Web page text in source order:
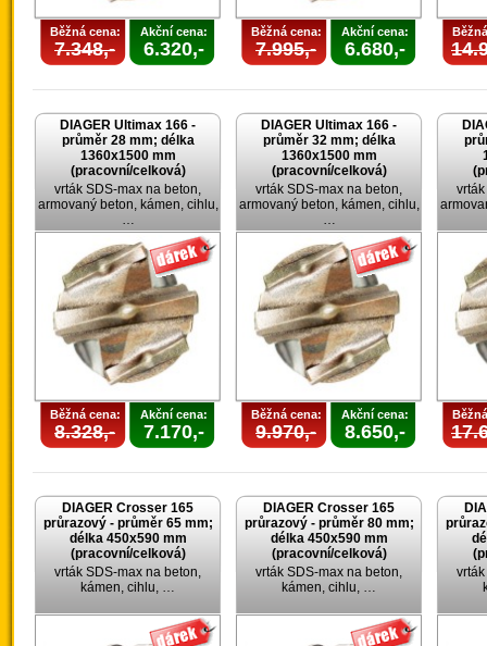
Běžná cena:
7.348,-
Akční cena:
6.320,-
Běžná cena:
7.995,-
Akční cena:
6.680,-
DIAGER Ultimax 166 -
průměr 28 mm; délka
1360x1500 mm
(pracovní/celková)
vrták SDS-max na beton,
armovaný beton, kámen, cihlu,
…
Běžná cena:
8.328,-
Akční cena:
7.170,-
DIAGER Ultimax 166 -
průměr 32 mm; délka
1360x1500 mm
(pracovní/celková)
vrták SDS-max na beton,
armovaný beton, kámen, cihlu,
…
Běžná cena:
9.970,-
Akční cena:
8.650,-
DIAGER Crosser 165
průrazový - průměr 65 mm;
délka 450x590 mm
(pracovní/celková)
vrták SDS-max na beton,
kámen, cihlu, …
DIAGER Crosser 165
průrazový - průměr 80 mm;
délka 450x590 mm
(pracovní/celková)
vrták SDS-max na beton,
kámen, cihlu, …